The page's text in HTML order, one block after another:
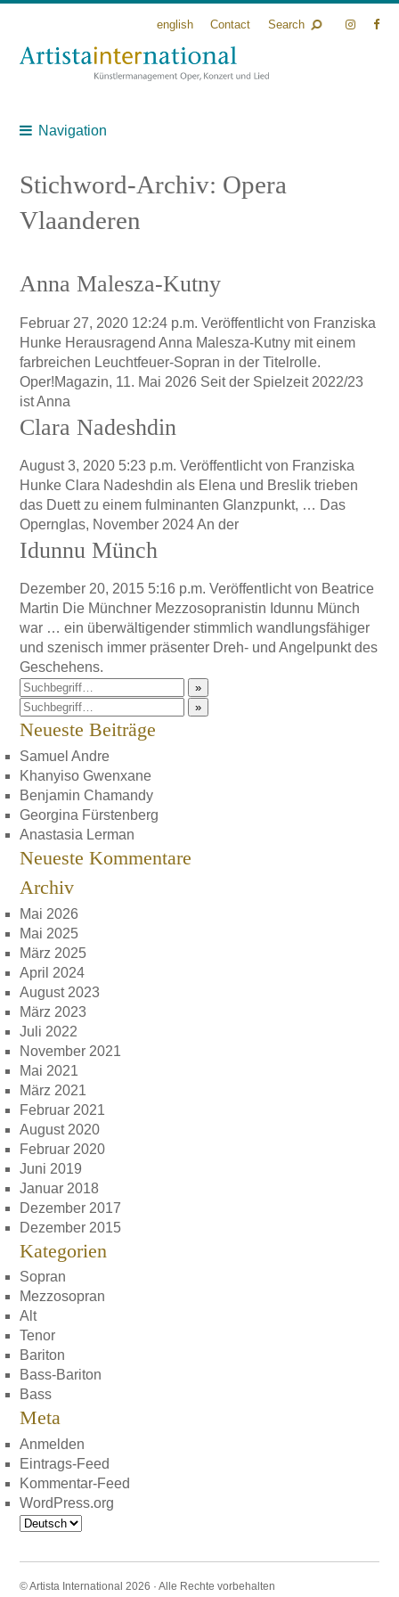
english Contact Search
Navigation
Stichword-Archiv: Opera
Vlaanderen
Anna Malesza-Kutny
Februar 27, 2020 12:24 p.m. Veröffentlicht von Franziska
Hunke Herausragend Anna Malesza-Kutny mit einem
farbreichen Leuchtfeuer-Sopran in der Titelrolle.
Oper!Magazin, 11. Mai 2026 Seit der Spielzeit 2022/23
ist Anna
Clara Nadeshdin
August 3, 2020 5:23 p.m. Veröffentlicht von Franziska
Hunke Clara Nadeshdin als Elena und Breslik trieben
das Duett zu einem fulminanten Glanzpunkt, … Das
Opernglas, November 2024 An der
Idunnu Münch
Dezember 20, 2015 5:16 p.m. Veröffentlicht von Beatrice
Martin Die Münchner Mezzosopranistin Idunnu Münch
war … ein überwältigender stimmlich wandlungsfähiger
und szenisch immer präsenter Dreh- und Angelpunkt des
Geschehens.
»
»
Neueste Beiträge
Samuel Andre
Khanyiso Gwenxane
Benjamin Chamandy
Georgina Fürstenberg
Anastasia Lerman
Neueste Kommentare
Archiv
Mai 2026
Mai 2025
März 2025
April 2024
August 2023
März 2023
Juli 2022
November 2021
Mai 2021
März 2021
Februar 2021
August 2020
Februar 2020
Juni 2019
Januar 2018
Dezember 2017
Dezember 2015
Kategorien
Sopran
Mezzosopran
Alt
Tenor
Bariton
Bass-Bariton
Bass
Meta
Anmelden
Eintrags-Feed
Kommentar-Feed
WordPress.org
Sprache
© Artista International 2026 · Alle Rechte vorbehalten